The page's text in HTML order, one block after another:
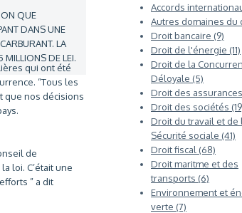
QUE
DANS UNE
LA
MILLIONS DE LEI.
qui ont été
“Tous les
que nos décisions
de
loi. C’était une
” a dit
Accords
Autres domaines du
Droit bancaire (9)
Droit de l'énergie (11)
Droit de la
Déloyale (5)
Droit des assurances
Droit des sociétés
Droit du travail et de
Sécurité sociale (41)
Droit fiscal (68)
Droit maritme et des
transports (6)
Environnement et
verte (7)